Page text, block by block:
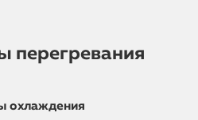
перегревания
охлаждения